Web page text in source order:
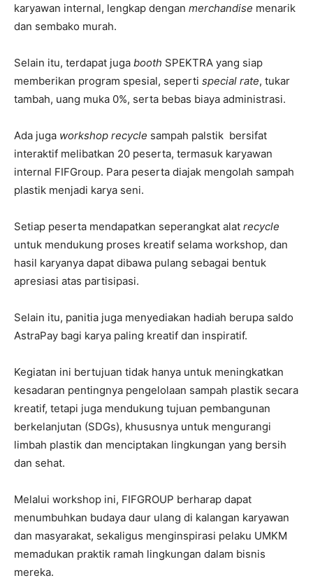
karyawan internal, lengkap dengan merchandise menarik
dan sembako murah.
Selain itu, terdapat juga booth SPEKTRA yang siap
memberikan program spesial, seperti special rate, tukar
tambah, uang muka 0%, serta bebas biaya administrasi.
Ada juga workshop recycle sampah palstik bersifat
interaktif melibatkan 20 peserta, termasuk karyawan
internal FIFGroup. Para peserta diajak mengolah sampah
plastik menjadi karya seni.
Setiap peserta mendapatkan seperangkat alat recycle
untuk mendukung proses kreatif selama workshop, dan
hasil karyanya dapat dibawa pulang sebagai bentuk
apresiasi atas partisipasi.
Selain itu, panitia juga menyediakan hadiah berupa saldo
AstraPay bagi karya paling kreatif dan inspiratif.
Kegiatan ini bertujuan tidak hanya untuk meningkatkan
kesadaran pentingnya pengelolaan sampah plastik secara
kreatif, tetapi juga mendukung tujuan pembangunan
berkelanjutan (SDGs), khususnya untuk mengurangi
limbah plastik dan menciptakan lingkungan yang bersih
dan sehat.
Melalui workshop ini, FIFGROUP berharap dapat
menumbuhkan budaya daur ulang di kalangan karyawan
dan masyarakat, sekaligus menginspirasi pelaku UMKM
memadukan praktik ramah lingkungan dalam bisnis
mereka.